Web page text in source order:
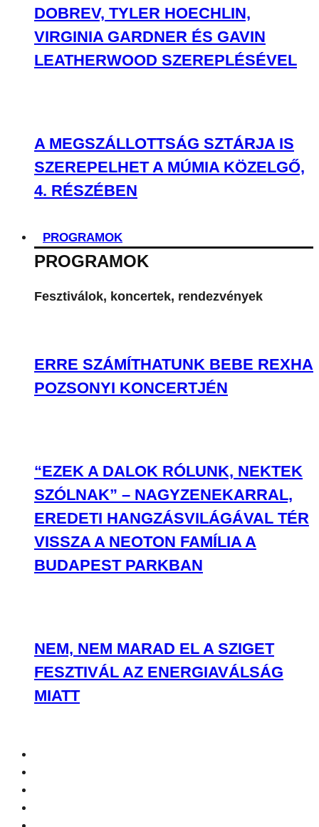
DOBREV, TYLER HOECHLIN,
VIRGINIA GARDNER ÉS GAVIN
LEATHERWOOD SZEREPLÉSÉVEL
A MEGSZÁLLOTTSÁG SZTÁRJA IS
SZEREPELHET A MÚMIA KÖZELGŐ,
4. RÉSZÉBEN
PROGRAMOK
PROGRAMOK
Fesztiválok, koncertek, rendezvények
ERRE SZÁMÍTHATUNK BEBE REXHA
POZSONYI KONCERTJÉN
“EZEK A DALOK RÓLUNK, NEKTEK
SZÓLNAK” – NAGYZENEKARRAL,
EREDETI HANGZÁSVILÁGÁVAL TÉR
VISSZA A NEOTON FAMÍLIA A
BUDAPEST PARKBAN
NEM, NEM MARAD EL A SZIGET
FESZTIVÁL AZ ENERGIAVÁLSÁG
MIATT